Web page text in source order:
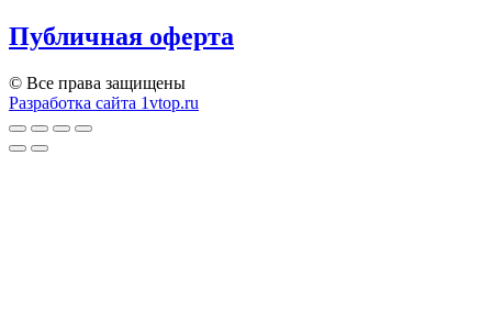
Публичная оферта
© Все права защищены
Разработка сайта 1vtop.ru